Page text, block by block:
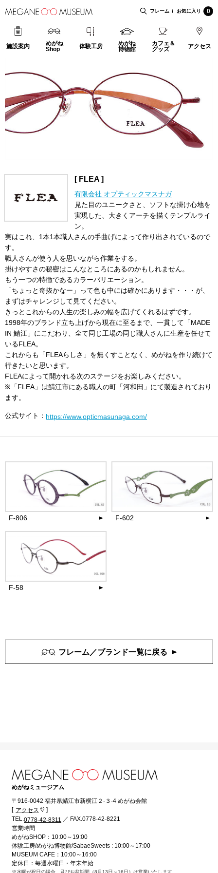
フレーム お気に入り 0
施設案内
めがね
Shop
体験工房
めがね
博物館
カフェ＆
グッズ
アクセス
[ FLEA ]
有限会社 オプティックマスナガ
見た目のユニークさと、ソフトな掛け心地を
実現した、大きくアーチを描くテンプルライ
ン。
実はこれ、1本1本職人さんの手曲げによって作り出されているので
す。
職人さんが使う人を思いながら作業をする。
掛けやすさの秘密はこんなところにあるのかもしれません。
もう一つの特徴であるカラーバリエーション。
「ちょっと奇抜かなー」って色も中には確かにあります・・・が、
まずはチャレンジして見てください。
きっとこれからの人生の楽しみの幅を広げてくれるはずです。
1998年のブランド立ち上げから現在に至るまで、一貫して「MADE
IN 鯖江」にこだわり、全て同じ工場の同じ職人さんに生産を任せて
いるFLEA。
これからも「FLEAらしさ」を無くすことなく、めがねを作り続けて
行きたいと思います。
FLEAによって開かれる次のステージをお楽しみください。
※「FLEA」は鯖江市にある職人の町「河和田」にて製造されており
ます。
公式サイト： https://www.opticmasunaga.com/
F-806
38,500 円(税込)
F-602
F-58
フレーム／ブランド一覧に戻る
めがねミュージアム
〒916-0042 福井県鯖江市新横江２-３-4 めがね会館
[ アクセス
]
TEL.0778-42-8311 ／ FAX.0778-42-8221
営業時間
めがねSHOP：10:00～19:00
体験工房/めがね博物館/SabaeSweets : 10:00～17:00
MUSEUM CAFE：10:00～16:00
定休日：毎週水曜日・年末年始
※水曜が祝日の場合、及びお盆期間（8月13日～16日）は営業いたします